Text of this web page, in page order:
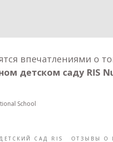
впечатлениями о
детском саду RIS
School
ДЕТСКИЙ САД RIS ОТЗЫВЫ О